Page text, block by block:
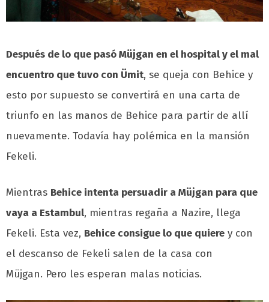
Después de lo que pasó Müjgan en el hospital y el mal
encuentro que tuvo con Ümit, se queja con Behice y
esto por supuesto se convertirá en una carta de
triunfo en las manos de Behice para partir de allí
nuevamente. Todavía hay polémica en la mansión
Fekeli.
Mientras Behice intenta persuadir a Müjgan para que
vaya a Estambul, mientras regaña a Nazire, llega
Fekeli. Esta vez, Behice consigue lo que quiere y con
el descanso de Fekeli salen de la casa con
Müjgan. Pero les esperan malas noticias.